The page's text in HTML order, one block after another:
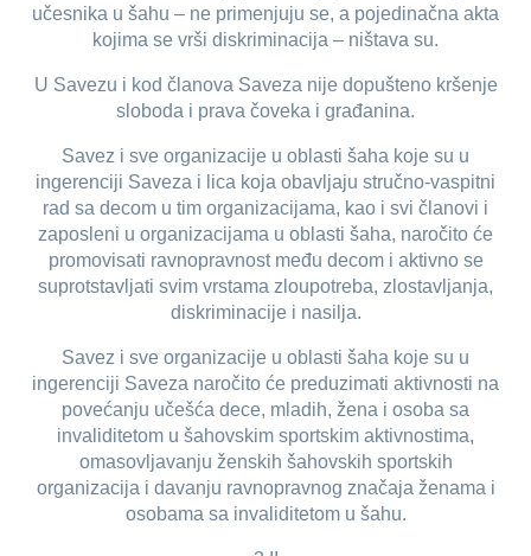
učesnika u šahu – ne primenjuju se, a pojedinačna akta
kojima se vrši diskriminacija – ništava su.
U Savezu i kod članova Saveza nije dopušteno kršenje
sloboda i prava čoveka i građanina.
Savez i sve organizacije u oblasti šaha koje su u
ingerenciji Saveza i lica koja obavljaju stručno-vaspitni
rad sa decom u tim organizacijama, kao i svi članovi i
zaposleni u organizacijama u oblasti šaha, naročito će
promovisati ravnopravnost među decom i aktivno se
suprotstavljati svim vrstama zloupotreba, zlostavljanja,
diskriminacije i nasilja.
Savez i sve organizacije u oblasti šaha koje su u
ingerenciji Saveza naročito će preduzimati aktivnosti na
povećanju učešća dece, mladih, žena i osoba sa
invaliditetom u šahovskim sportskim aktivnostima,
omasovljavanju ženskih šahovskih sportskih
organizacija i davanju ravnopravnog značaja ženama i
osobama sa invaliditetom u šahu.